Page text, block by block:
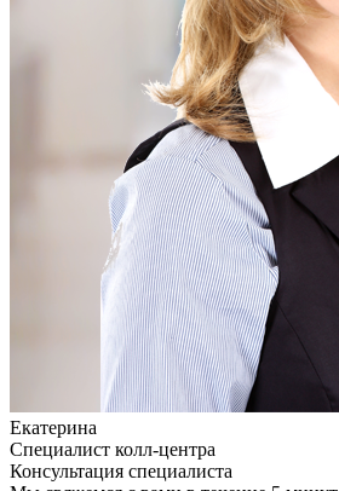
Екатерина
Специалист колл-центра
Консультация специалиста